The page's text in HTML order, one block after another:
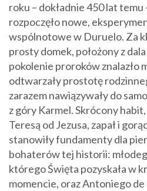
roku – dokładnie 450 lat temu
rozpoczęło nowe,
wspólnotowe w Duruelo. Za
prosty domek, położony z
pokolenie proroków znalazło
odtwarzały prostotę
zarazem nawiązywały do
z góry Karmel. Skrócony
Teresą od Jezusa, zapał i
stanowiły fundamenty dla
bohaterów tej historii:
którego Święta pozyskała w
momencie, oraz Antoniego